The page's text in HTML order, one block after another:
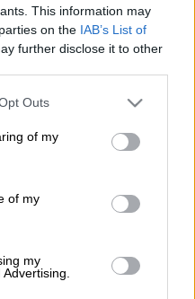
This information may
on the IAB’s List of
further disclose it to other
uses one or more Google
You may click to
and its third-party tags to
purposes in below Google
Outs
of my
of my
my
σε ένα dating
στην Αμερική και
να σου πω ότι ο
δεν βγαίνει έξω να
της είχα αρέσει κι
και βγήκαμε έξω
στο Nomads
όλα τα επεισόδια
είπε ο
την σύντροφο
και συμμετείχε